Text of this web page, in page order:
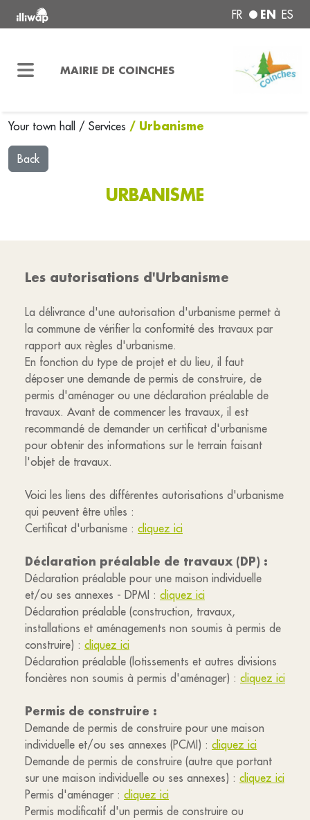
FR EN ES
MAIRIE DE COINCHES
Your town hall / Services / Urbanisme
Back
URBANISME
Les autorisations d'Urbanisme
La délivrance d'une autorisation d'urbanisme permet à
la commune de vérifier la conformité des travaux par
rapport aux règles d'urbanisme.
En fonction du type de projet et du lieu, il faut
déposer une demande de permis de construire, de
permis d'aménager ou une déclaration préalable de
travaux. Avant de commencer les travaux, il est
recommandé de demander un certificat d'urbanisme
pour obtenir des informations sur le terrain faisant
l'objet de travaux.
Voici les liens des différentes autorisations d'urbanisme
qui peuvent être utiles :
Certificat d'urbanisme : cliquez ici
Déclaration préalable de travaux (DP) :
Déclaration préalable pour une maison individuelle
et/ou ses annexes - DPMI : cliquez ici
Déclaration préalable (construction, travaux,
installations et aménagements non soumis à permis de
construire) : cliquez ici
Déclaration préalable (lotissements et autres divisions
foncières non soumis à permis d'aménager) : cliquez ici
Permis de construire :
Demande de permis de construire pour une maison
individuelle et/ou ses annexes (PCMI) : cliquez ici
Demande de permis de construire (autre que portant
sur une maison individuelle ou ses annexes) : cliquez ici
Permis d'aménager : cliquez ici
Permis modificatif d'un permis de construire ou